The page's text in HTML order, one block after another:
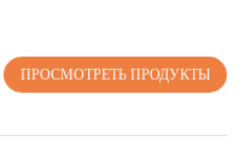
ПРОСМОТРЕТЬ ПРОДУКТЫ